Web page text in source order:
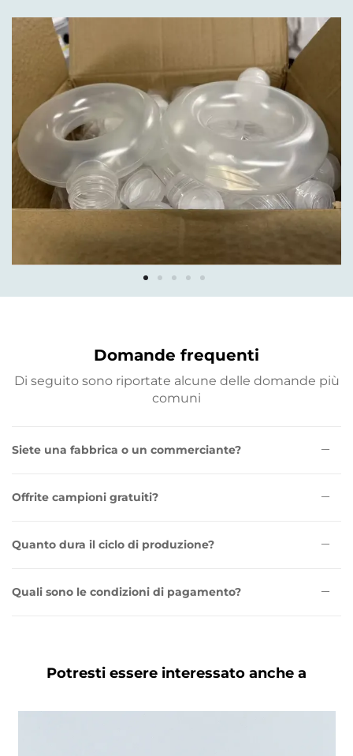
Domande frequenti
Di seguito sono riportate alcune delle domande più
comuni
Siete una fabbrica o un commerciante?
Offrite campioni gratuiti?
Quanto dura il ciclo di produzione?
Quali sono le condizioni di pagamento?
Potresti essere interessato anche a